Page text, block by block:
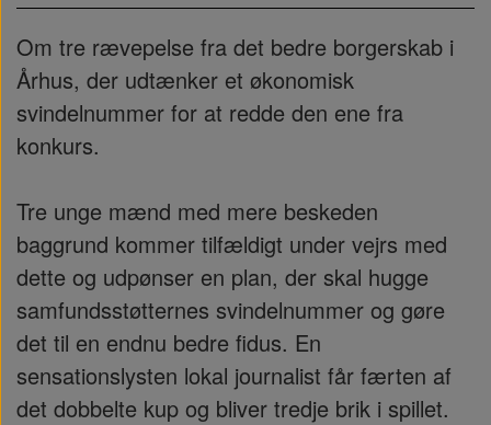
Om tre rævepelse fra det bedre borgerskab i
Århus, der udtænker et økonomisk
svindelnummer for at redde den ene fra
konkurs.
Tre unge mænd med mere beskeden
baggrund kommer tilfældigt under vejrs med
dette og udpønser en plan, der skal hugge
samfundsstøtternes svindelnummer og gøre
det til en endnu bedre fidus. En
sensationslysten lokal journalist får færten af
det dobbelte kup og bliver tredje brik i spillet.